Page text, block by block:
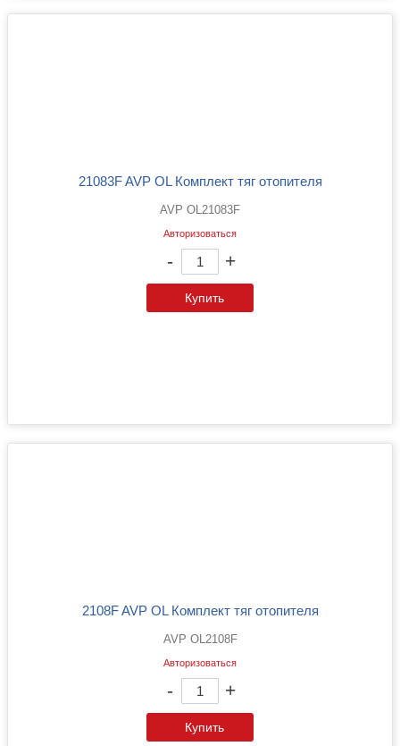
21083F AVP OL Комплект тяг отопителя
AVP OL21083F
Авторизоваться
- +
Купить
2108F AVP OL Комплект тяг отопителя
AVP OL2108F
Авторизоваться
- +
Купить